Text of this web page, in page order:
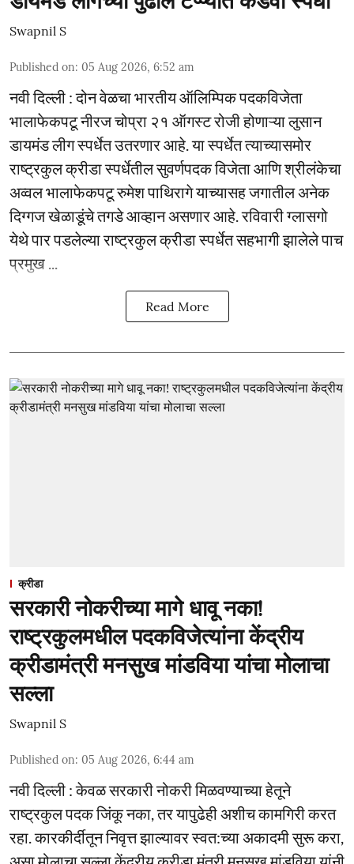
Swapnil S
Published on: 05 Aug 2026, 6:52 am
नवी दिल्ली : दोन वेळचा भारतीय ऑलिम्पिक पदकविजेता
भालाफेकपटू नीरज चोप्रा २१ ऑगस्ट रोजी होणाऱ्या लुसान
डायमंड लीग स्पर्धेत उतरणार आहे. या स्पर्धेत त्याच्यासमोर
राष्ट्रकुल क्रीडा स्पर्धेतील सुवर्णपदक विजेता आणि श्रीलंकेचा
अव्वल भालाफेकपटू रुमेश पाथिरागे याच्यासह जगातील अनेक
दिग्गज खेळाडूंचे तगडे आव्हान असणार आहे. रविवारी ग्लासगो
येथे पार पडलेल्या राष्ट्रकुल क्रीडा स्पर्धेत सहभागी झालेले पाच
प्रमुख ...
Read More
क्रीडा
सरकारी नोकरीच्या मागे धावू नका!
राष्ट्रकुलमधील पदकविजेत्यांना केंद्रीय
क्रीडामंत्री मनसुख मांडविया यांचा मोलाचा
सल्ला
Swapnil S
Published on: 05 Aug 2026, 6:44 am
नवी दिल्ली : केवळ सरकारी नोकरी मिळवण्याच्या हेतूने
राष्ट्रकुल पदक जिंकू नका, तर यापुढेही अशीच कामगिरी करत
रहा. कारकीर्दीतून निवृत्त झाल्यावर स्वत:च्या अकादमी सुरू करा,